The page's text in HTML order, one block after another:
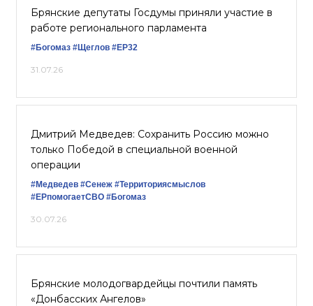
Брянские депутаты Госдумы приняли участие в
работе регионального парламента
#Богомаз #Щеглов #ЕР32
31.07.26
Дмитрий Медведев: Сохранить Россию можно
только Победой в специальной военной
операции
#Медведев #Сенеж #Территориясмыслов
#ЕРпомогаетСВО #Богомаз
30.07.26
Брянские молодогвардейцы почтили память
«Донбасских Ангелов»